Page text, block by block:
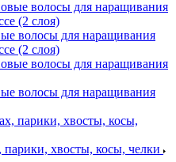
волосы для наращивания
(2 слоя)
волосы для наращивания
парики, хвосты, косы, челки